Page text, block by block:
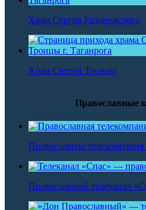
Храм Сергия Радонежского
Храм Святой Троицы
Православные
Православная
Православный телеканал